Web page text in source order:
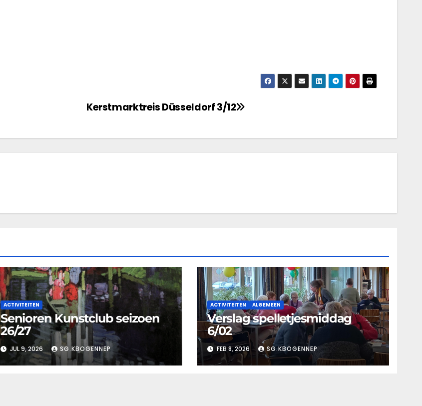
Kerstmarktreis Düsseldorf 3/12
ACTIVITEITEN
Senioren Kunstclub seizoen
26/27
JUL 9, 2026 SG.KBOGENNEP
ACTIVITEITEN ALGEMEEN
Verslag spelletjesmiddag
6/02
FEB 8, 2026 SG.KBOGENNEP